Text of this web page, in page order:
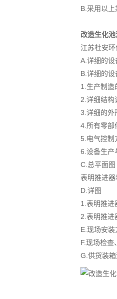
B.采用以
改造生化
江苏杜安
A.详细的
B.详细的
1.生产制造
2.详细结构
3.详细的外
4.所有零部
5.电气控制
6.设备生产
C.总平面图
表明推进
D.详图
1.表明推进
2.表明推进
E.现场安
F.现场检查
G.供货装